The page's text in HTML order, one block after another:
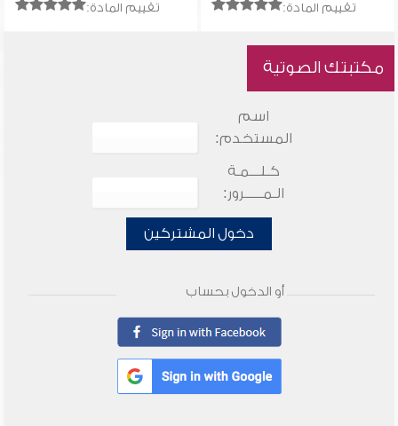
تقييم المادة: تقييم المادة:
مكتبتك الصوتية
اسم
المستخدم:
كـلـــمـة
الـمـــــرور:
دخول المشتركين
أو الدخول بحساب